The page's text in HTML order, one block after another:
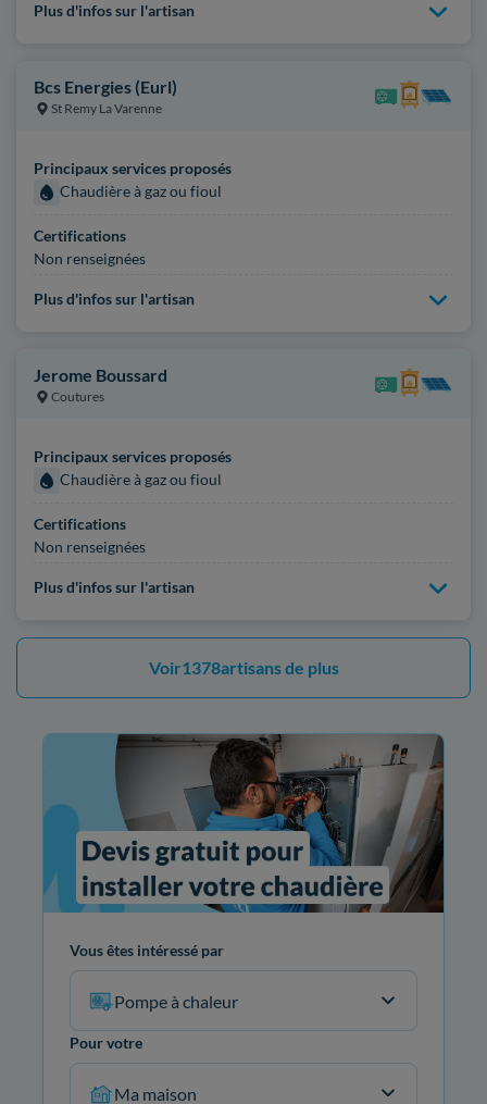
Plus d'infos sur l'artisan
Bcs Energies (Eurl)
St Remy La Varenne
Principaux services proposés
Chaudière à gaz ou fioul
Certifications
Non renseignées
Plus d'infos sur l'artisan
Jerome Boussard
Coutures
Principaux services proposés
Chaudière à gaz ou fioul
Certifications
Non renseignées
Plus d'infos sur l'artisan
Voir1378artisans de plus
Vous êtes intéressé par
Pompe à chaleur
Pour votre
Ma maison